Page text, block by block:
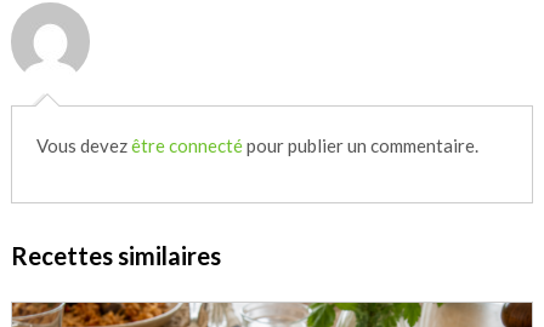
Vous devezêtre connectépour publier un commentaire.
Recettes similaires